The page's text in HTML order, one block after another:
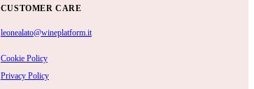
CUSTOMER CARE
leonealato@wineplatform.it
Cookie Policy
Privacy Policy